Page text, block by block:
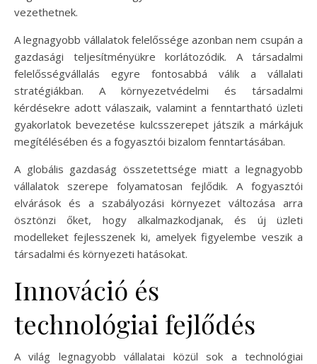
vezethetnek.
A legnagyobb vállalatok felelőssége azonban nem csupán a
gazdasági teljesítményükre korlátozódik. A társadalmi
felelősségvállalás egyre fontosabbá válik a vállalati
stratégiákban. A környezetvédelmi és társadalmi
kérdésekre adott válaszaik, valamint a fenntartható üzleti
gyakorlatok bevezetése kulcsszerepet játszik a márkájuk
megítélésében és a fogyasztói bizalom fenntartásában.
A globális gazdaság összetettsége miatt a legnagyobb
vállalatok szerepe folyamatosan fejlődik. A fogyasztói
elvárások és a szabályozási környezet változása arra
ösztönzi őket, hogy alkalmazkodjanak, és új üzleti
modelleket fejlesszenek ki, amelyek figyelembe veszik a
társadalmi és környezeti hatásokat.
Innováció és
technológiai fejlődés
A világ legnagyobb vállalatai közül sok a technológiai